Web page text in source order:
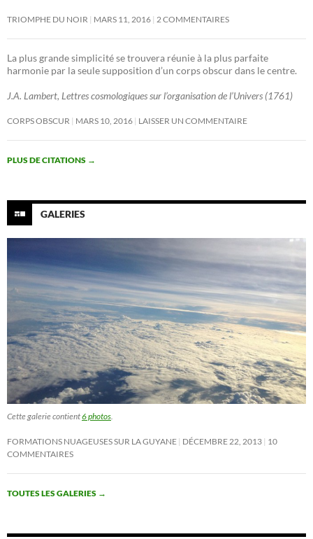
TRIOMPHE DU NOIR MARS 11, 2016 2 COMMENTAIRES
La plus grande simplicité se trouvera réunie à la plus parfaite
harmonie par la seule supposition d’un corps obscur dans le centre.
J.A. Lambert, Lettres cosmologiques sur l’organisation de l’Univers (1761)
CORPS OBSCUR MARS 10, 2016 LAISSER UN COMMENTAIRE
PLUS DE CITATIONS →
GALERIES
Cette galerie contient6 photos
FORMATIONS NUAGEUSES SUR LA GUYANE DÉCEMBRE 22, 2013 10
COMMENTAIRES
TOUTES LES GALERIES →